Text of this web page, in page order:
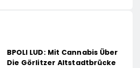
BPOLI LUD: Mit Cannabis Über
Die Görlitzer Altstadtbrücke